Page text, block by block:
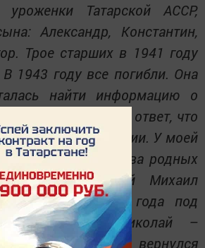
уроженки Татарской АССР,
Александр, Константин,
Трое старших в 1941 году
1943 году все погибли. Она
найти информацию о
но получала ответ, что
умерла в неведении. У моей
тоже два родных
фронт. Старший Михаил
в декабре 1941 года под
а младший Николай –
был ранен, но вернулся